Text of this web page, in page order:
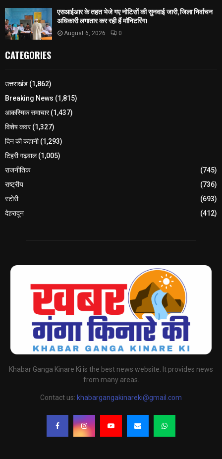
एसआईआर के तहत भेजे गए नोटिसों की सुनवाई जारी, जिला निर्वाचन
अधिकारी लगातार कर रही हैं मॉनिटरिंग।
August 6, 2026 0
CATEGORIES
उत्तराखंड (1,862)
Breaking News (1,815)
आकस्मिक समाचार(1,437)
विशेष कवर(1,327)
दिन की कहानी(1,293)
टिहरी गढ़वाल(1,005)
राजनीतिक
(745)
राष्ट्रीय
(736)
स्टोरी
(693)
देहरादून
(412)
Khabar Ganga Kinare Ki is the best news website. It provides news
from many areas.
Contact us: khabargangakinareki@gmail.com